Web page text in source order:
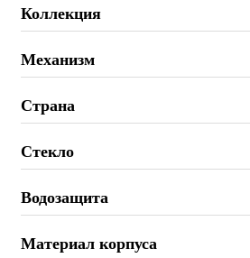
Коллекция
Механизм
Страна
Стекло
Водозащита
Материал корпуса